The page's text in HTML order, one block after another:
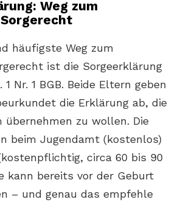
Weg zum
häufigste Weg zum
ist die Sorgeerklärung
1 Nr. 1 BGB. Beide Eltern geben
die Erklärung ab, die
übernehmen zu wollen. Die
beim Jugendamt (kostenlos)
circa 60 bis 90
kann bereits vor der Geburt
– und genau das empfehle